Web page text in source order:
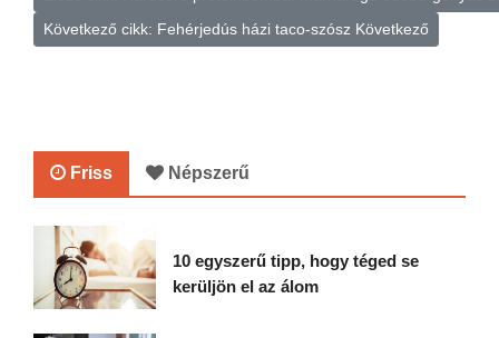
Következő cikk: Fehérjedús házi taco-szósz Következő
Friss Népszerű
10 egyszerű tipp, hogy téged se
kerüljön el az álom